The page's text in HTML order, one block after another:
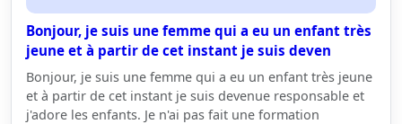
Bonjour, je suis une femme qui a eu un enfant très
jeune et à partir de cet instant je suis deven
Bonjour, je suis une femme qui a eu un enfant très jeune
et à partir de cet instant je suis devenue responsable et
j'adore les enfants. Je n'ai pas fait une formation